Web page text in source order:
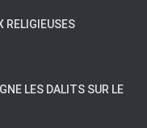
RELIGIEUSES
LES DALITS SUR LE